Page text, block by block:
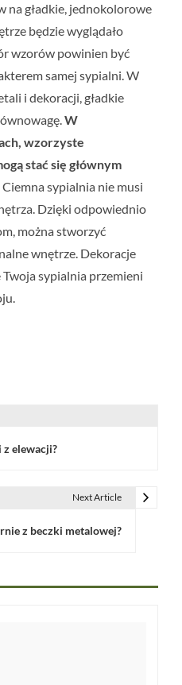
na gładkie, jednokolorowe
będzie wyglądało
wzorów powinien być
samej sypialni. W
i dekoracji, gładkie
W
wzorzyste
stać się głównym
Ciemna sypialnia nie musi
Dzięki odpowiednio
można stworzyć
wnętrze. Dekoracje
sypialnia przemieni
z elewacji?
Next Article
z beczki metalowej?